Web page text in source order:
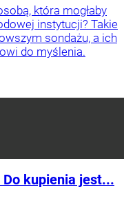
która mogłaby
instytucji? Takie
sondażu, a ich
do myślenia.
kupienia jest...